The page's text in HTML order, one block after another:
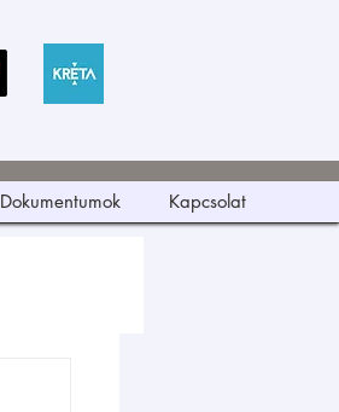
Dokumentumok Kapcsolat